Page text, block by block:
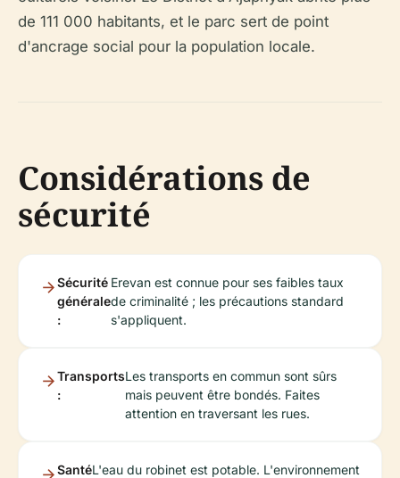
de 111 000 habitants, et le parc sert de point
d'ancrage social pour la population locale.
Considérations de
sécurité
Sécurité
générale
:
Erevan est connue pour ses faibles taux
de criminalité ; les précautions standard
s'appliquent.
Transports
:
Les transports en commun sont sûrs
mais peuvent être bondés. Faites
attention en traversant les rues.
SantéL'eau du robinet est potable. L'environnement